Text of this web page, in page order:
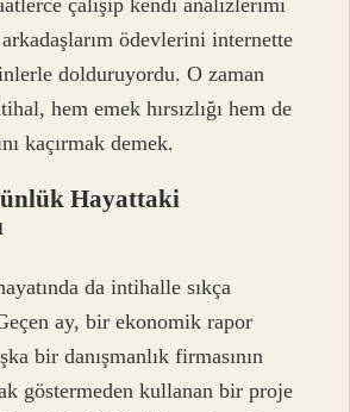
ödevlerini internette
dolduruyordu. O zaman
hem emek hırsızlığı hem de
kaçırmak demek.
Hayattaki
da intihalle sıkça
ay, bir ekonomik rapor
bir danışmanlık firmasının
göstermeden kullanan bir proje